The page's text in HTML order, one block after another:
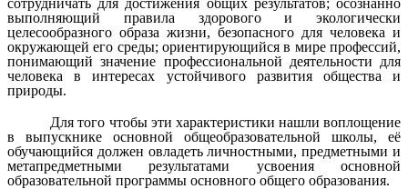
сотрудничать для достижения общих результатов; осознанно
выполняющий правила здорового и экологически
целесообразного образа жизни, безопасного для человека и
окружающей его среды; ориентирующийся в мире профессий,
понимающий значение профессиональной деятельности для
человека в интересах устойчивого развития общества и
природы.
Для того чтобы эти характеристики нашли воплощение
в выпускнике основной общеобразовательной школы, её
обучающийся должен овладеть личностными, предметными и
метапредметными результатами усвоения основной
образовательной программы основного общего образования.